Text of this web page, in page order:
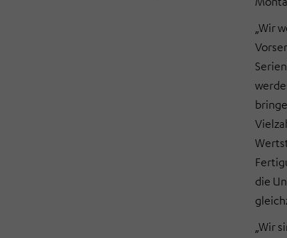
„Wir
die
„Wir